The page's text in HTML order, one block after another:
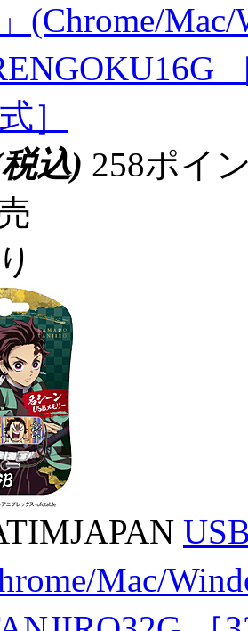
(Chrome/
］
込) 258ポイ
Mac/